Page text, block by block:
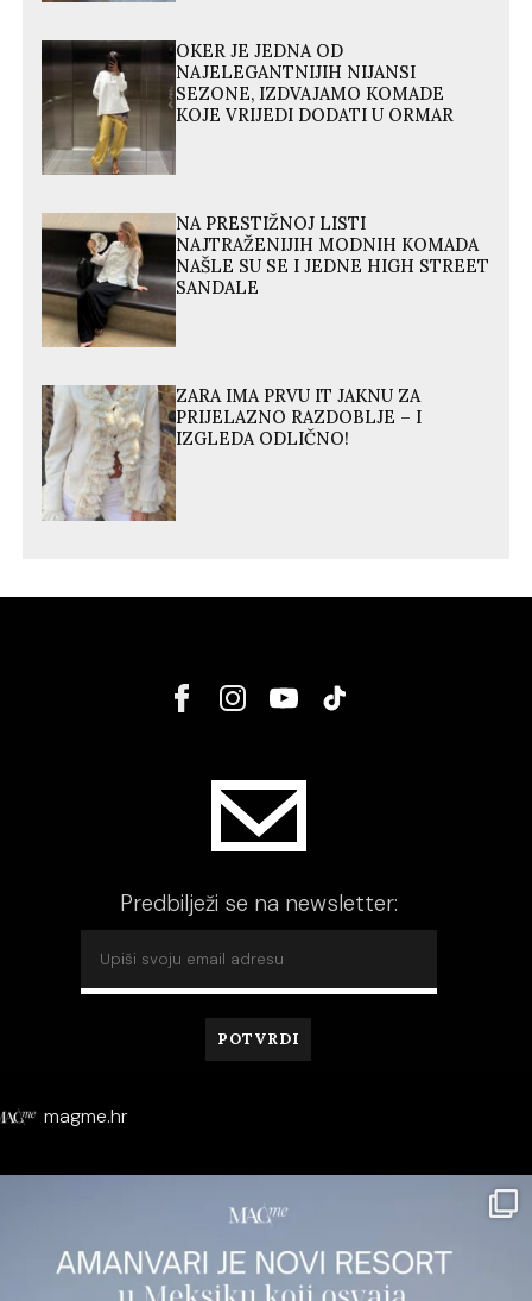
OKER JE JEDNA OD
NAJELEGANTNIJIH NIJANSI
SEZONE, IZDVAJAMO KOMADE
KOJE VRIJEDI DODATI U ORMAR
NA PRESTIŽNOJ LISTI
NAJTRAŽENIJIH MODNIH KOMADA
NAŠLE SU SE I JEDNE HIGH STREET
SANDALE
ZARA IMA PRVU IT JAKNU ZA
PRIJELAZNO RAZDOBLJE – I
IZGLEDA ODLIČNO!
Predbilježi se na newsletter:
magme.hr